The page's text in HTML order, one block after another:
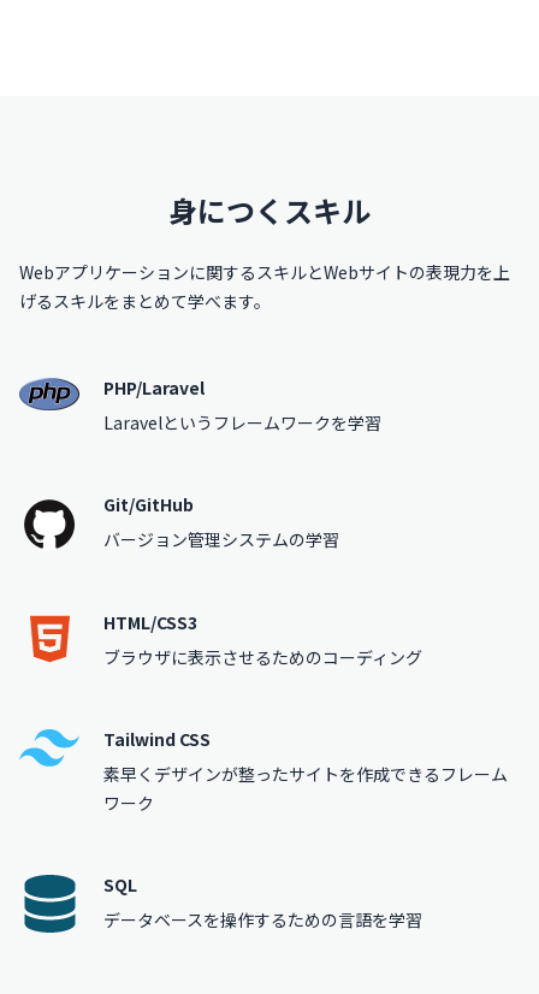
身につくスキル
Webアプリケーションに関するスキルとWebサイトの表現力を上
げるスキルをまとめて学べます。
PHP/Laravel
Laravelというフレームワークを学習
Git/GitHub
バージョン管理システムの学習
HTML/CSS3
ブラウザに表示させるためのコーディング
Tailwind CSS
素早くデザインが整ったサイトを作成できるフレーム
ワーク
SQL
データベースを操作するための言語を学習